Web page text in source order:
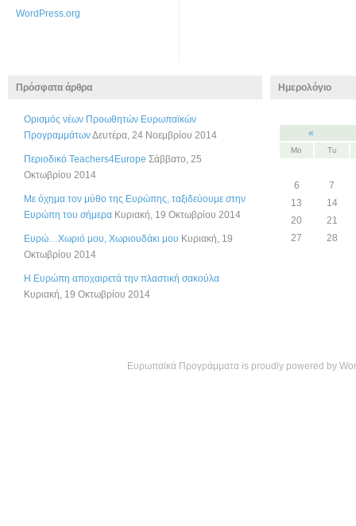
WordPress.org
Πρόσφατα άρθρα
Ορισμός νέων Προωθητών Ευρωπαϊκών
ΠρογραμμάτωνΔευτέρα, 24 Νοεμβρίου 2014
Περιοδικό Teachers4Europe Σάββατο, 25
Οκτωβρίου 2014
Με όχημα τον μύθο της Ευρώπης, ταξιδεύουμε στην
Ευρώπη του σήμερα Κυριακή, 19 Οκτωβρίου 2014
Ευρώ…Χωριό μου, Χωριουδάκι μου Κυριακή, 19
Οκτωβρίου 2014
Η Ευρώπη αποχαιρετά την πλαστική σακούλα
Κυριακή, 19 Οκτωβρίου 2014
Ημερολόγιο
«
Mo Tu
6
7
13
14
20
21
27
28
Ευρωπαϊκά Προγράμματα is proudly powered by